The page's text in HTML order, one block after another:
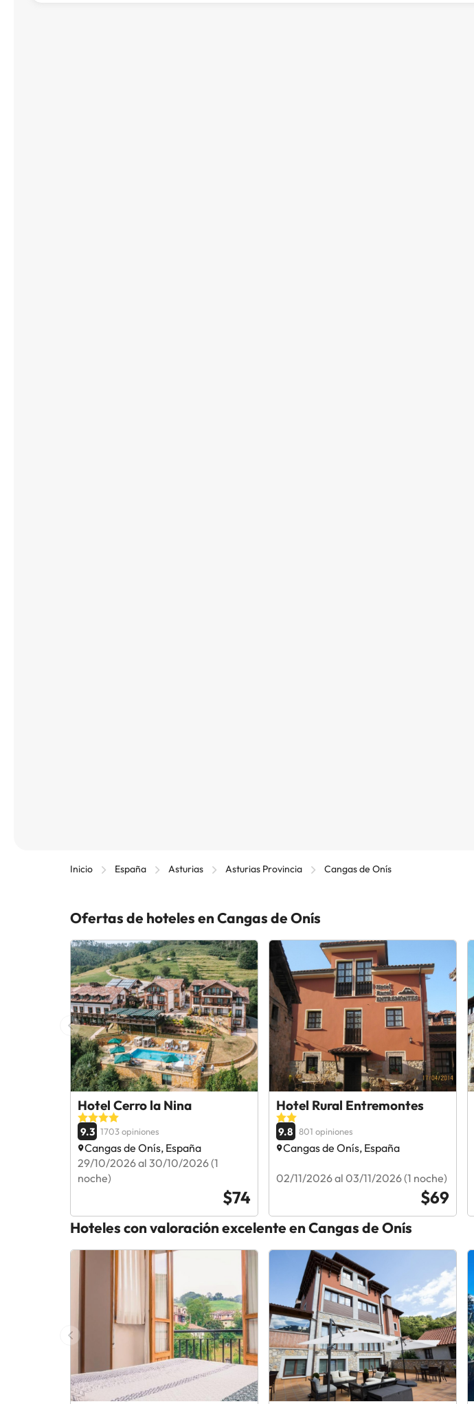
Inicio España Asturias Asturias Provincia Cangas de Onís
Ofertas de hoteles en Cangas de Onís
Hotel Cerro la Nina
9.3 1703 opiniones
Cangas de Onís, España
29/10/2026 al 30/10/2026 (1
noche)
$74
Hotel Rural Entremontes
9.8 801 opiniones
Cangas de Onís, España
02/11/2026 al 03/11/2026 (1 noche)
$69
Hoteles con valoración excelente en Cangas de Onís